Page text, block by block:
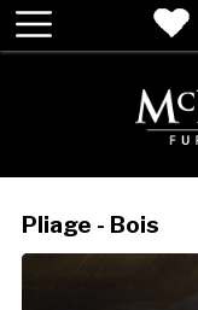
Pliage - Bois